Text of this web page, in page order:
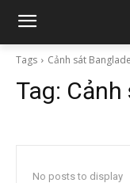
Tags Cảnh sát
Tag: Cảnh
No posts to display